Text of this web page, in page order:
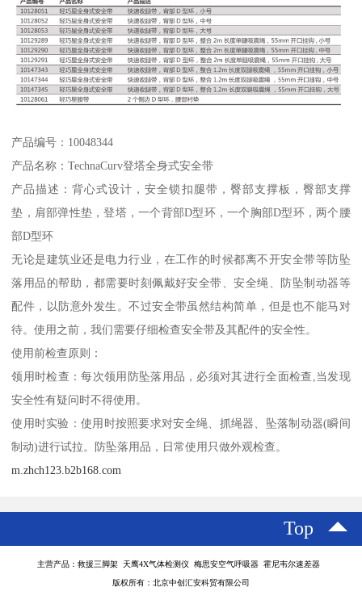
产品编号：10048344
产品名称：TechnaCurv登塔全身式安全带
产品描述：背心式设计，安全锁扣腿带，臀部支撑板，臀部支撑
垫，肩部弹性垫，登塔，一个背部D型环，一个胸部D型环，两个腰
部D型环
无论是建筑业还是电力行业，在工作的时候都离不开安全带等防坠
落用品的帮助，都需要时刻佩戴好安全带、安全绳、防坠制动器等
配件，以防意外发生。不过安全带虽然结构简单，但是也不能马对
待。使用之前，我们需要仔细检查安全带及其配件的安全性。
使用前检查原则：
领用时检查：每次领用防坠落用品，必须对其进行全面检查,当发现
安全性有疑问时不得使用。
使用时实验：使用时按照要求对安全绳、抓绳器、坠落制动器(瞬间
制动)进行试拉。防坠落用品，日常使用只做外观检查。
m.zhch123.b2b168.com
Top
主营产品：救援三脚架 天鹰4X气体检测仪 梅思安空气呼吸器 霍尼韦尔速差器
版权所有：北京中创汇安科贸有限公司